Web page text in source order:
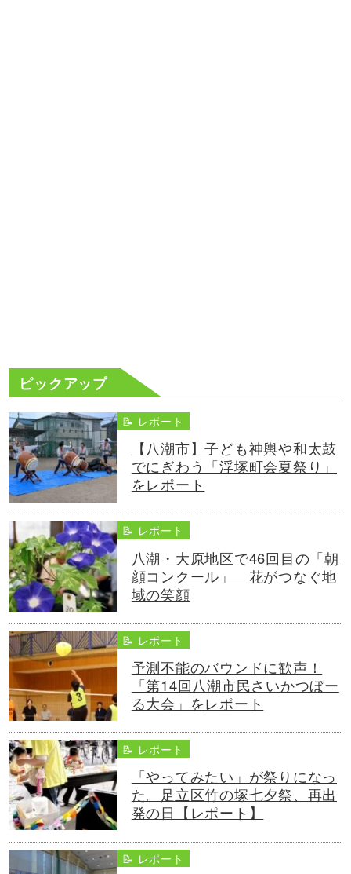
ピックアップ
📝 レポート
【八潮市】子ども神輿や和太鼓
でにぎわう「浮塚町会夏祭り」
をレポート
📝 レポート
八潮・大原地区で46回目の「朝
顔コンクール」 花がつなぐ地
域の笑顔
📝 レポート
予測不能のバウンドに歓声！
「第14回八潮市民さいかつぼー
る大会」をレポート
📝 レポート
「やってみたい」が祭りになっ
た。足立区竹の塚七夕祭、再出
発の日【レポート】
📝 レポート